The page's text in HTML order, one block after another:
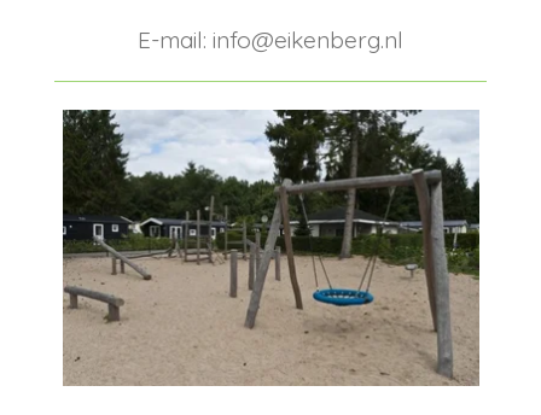
E-mail: info@eikenberg.nl